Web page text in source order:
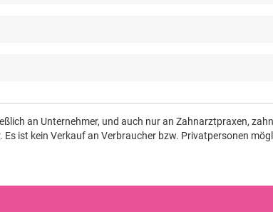
an Unternehmer, und auch nur an Zahnarztpraxen,
Es ist kein Verkauf an Verbraucher bzw. Privatpersonen